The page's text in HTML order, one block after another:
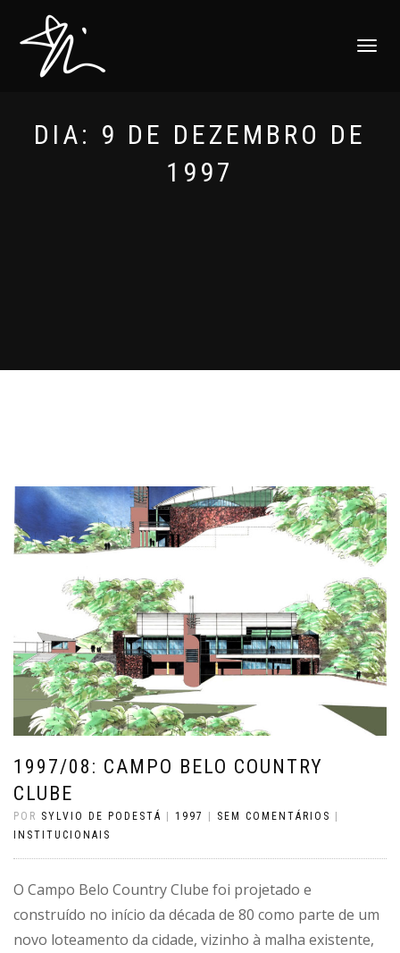
ALTERNAR
DIA: 9 DE DEZEMBRO DE
1997
1997/08: CAMPO BELO COUNTRY
CLUBE
POR SYLVIO DE PODESTÁ | 1997 | SEM COMENTÁRIOS |
INSTITUCIONAIS
O Campo Belo Country Clube foi projetado e
construído no início da década de 80 como parte de um
novo loteamento da cidade, vizinho à malha existente,